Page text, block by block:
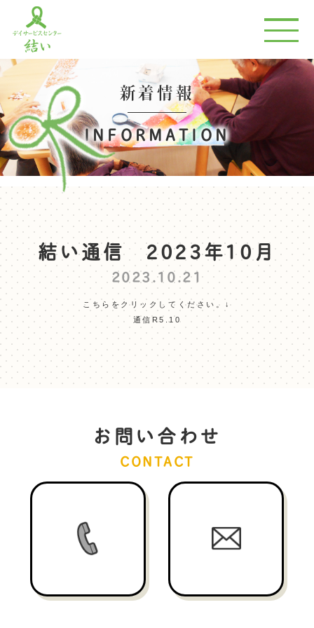
新着情報
INFORMATION
結い通信 2023年10月
2023.10.21
こちらをクリックしてください。↓
通信R5.10
お問い合わせ
CONTACT